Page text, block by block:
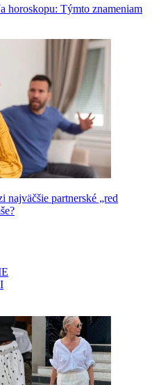
horoskopu: Týmto znameniam
najväčšie partnerské „red